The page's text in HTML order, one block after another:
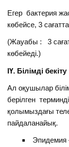
Егер бактерия
көбейсе, 3
(Жауабы : 3
көбейеді.)
ІҮ. Білімді бекіту
Ал оқушылар
берілген
қолымыздағы
пайдаланайық.
Эпидемия